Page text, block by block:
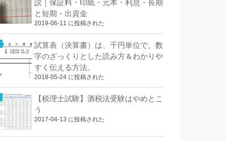
説｜保証料・印紙・元本・利息・長期
と短期・出資金
2019-06-11 に投稿された
試算表（決算書）は、千円単位で。数
字のざっくりとした読み方＆わかりや
すく伝える方法。
2018-05-24 に投稿された
【税理士試験】酒税法受験はやめとこ
う
2017-04-13 に投稿された